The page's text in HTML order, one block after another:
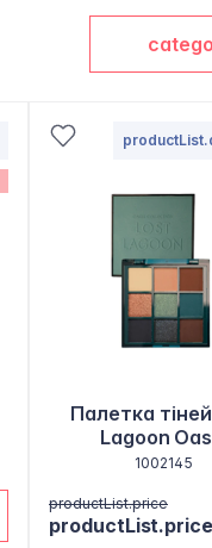
Палетка
Lagoon
Collection,
1002145
productList.price
productList.price